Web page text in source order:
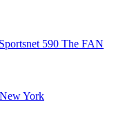
590 The FAN
York